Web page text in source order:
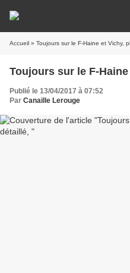
Accueil » Toujours sur le F-Haine et Vichy,
Toujours sur le F-
Publié le 13/04/2017 à 07:52
Par Canaille Lerouge